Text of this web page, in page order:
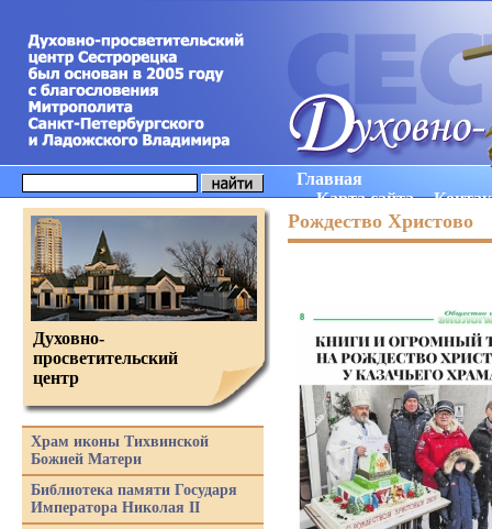
Главная
Карта сайта
Рождество Христово
Духовно-
просветительский
центр
Храм иконы Тихвинской
Божией Матери
Библиотека памяти Государя
Императора Николая II